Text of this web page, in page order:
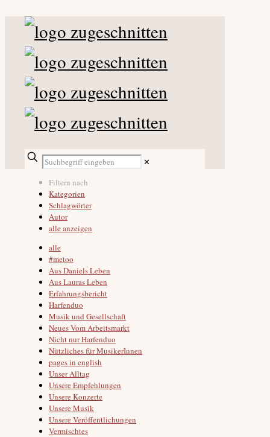
✕
Filtern nach
Kategorien
Schlagwörter
Autor
alle anzeigen
alle
#metoo
Aus Daniels Leben
Aus Lauras Leben
Erfahrungsbericht
Harfenduo
Musik und Gesellschaft
Neues Vom Arbeitsmarkt
Nicht nur Harfenduo
Nützliches für MusikerInnen
pages in english
Unser Alltag
Unsere Empfehlungen
Unsere Konzerte
Unsere Musik
Unsere Veröffentlichungen
Vermischtes